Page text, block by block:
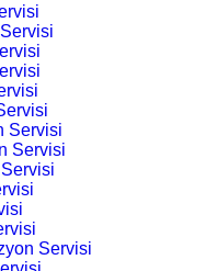
Servisi
Servisi
Servisi